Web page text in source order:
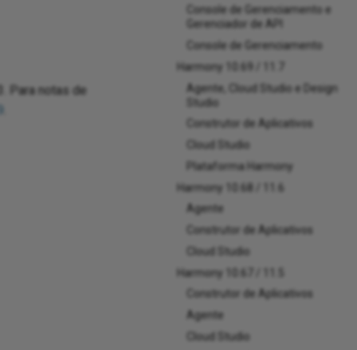
Console de Gerenciamento e
Gerenciador de API
Console de Gerenciamento
Harmony 10.69 / 11.7
Agente, Cloud Studio e Design
Studio
Construtor de Aplicativos
Cloud Studio
Plataforma Harmony
Harmony 10.68 / 11.6
Agente
Construtor de Aplicativos
Cloud Studio
Harmony 10.67 / 11.5
Construtor de Aplicativos
Agente
Cloud Studio
Para notas de